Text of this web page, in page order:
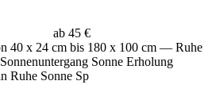
ab 45 €
40 x 24 cm bis 180 x 100 cm — Ruhe
Sonne Erholung
Ruhe Sonne Sp